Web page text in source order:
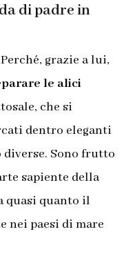
di padre in
grazie a lui,
le alici
che si
dentro eleganti
diverse. Sono frutto
sapiente della
quasi quanto il
nei paesi di mare